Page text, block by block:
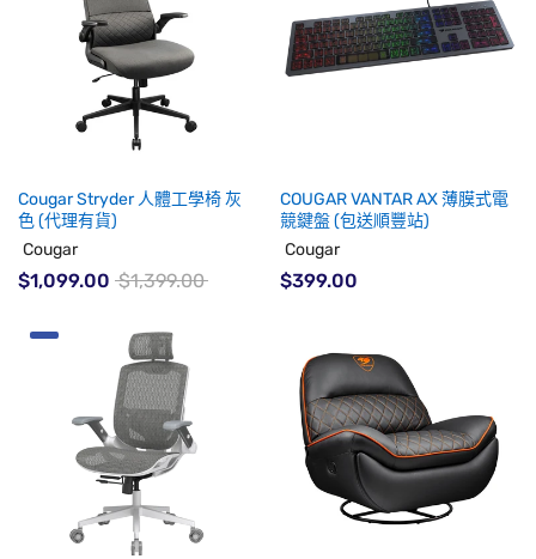
Cougar Stryder 人體工學椅 灰
色 (代理有貨)
Cougar
$1,099.00 $1,399.00
COUGAR VANTAR AX 薄膜式電
競鍵盤 (包送順豐站)
Cougar
$399.00